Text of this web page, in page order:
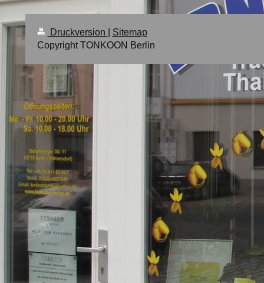
Druckversion
Sitemap
Copyright TONKOON Berlin